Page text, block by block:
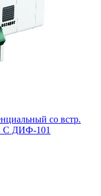
со встр.
С ДИФ-101